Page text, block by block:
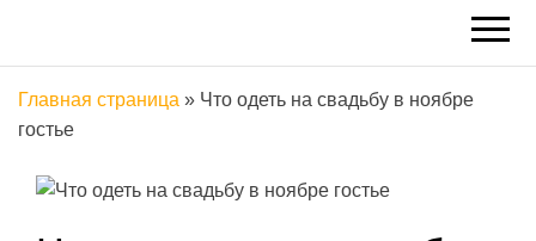
Главная страница » Что одеть на свадьбу в ноябре
гостье